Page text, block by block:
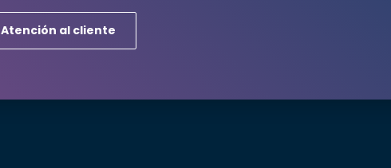
Atención al cliente